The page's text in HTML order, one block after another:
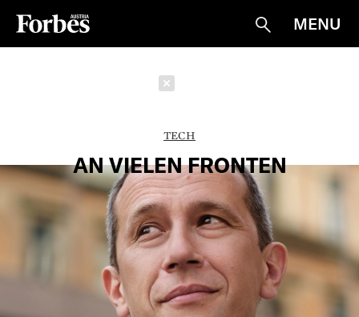
Suche
MENU
TECH
AN VIELEN FRONTEN